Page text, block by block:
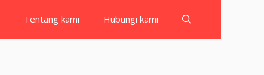
Tentang kami Hubungi kami